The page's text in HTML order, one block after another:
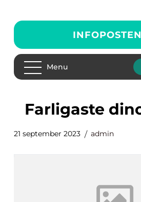
Menu
farligaste
21 september 2023 admin